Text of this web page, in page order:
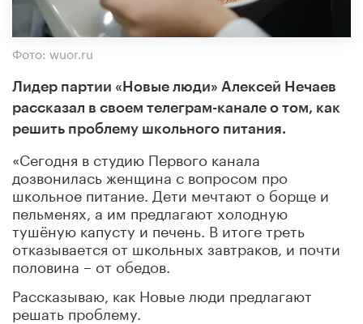
Фото: wuor.ru
Лидер партии «Новые люди» Алексей Нечаев
рассказал в своем телеграм-канале о том, как
решить проблему школьного питания.
«Сегодня в студию Первого канала
дозвонилась женщина с вопросом про
школьное питание. Дети мечтают о борще и
пельменях, а им предлагают холодную
тушёную капусту и печень. В итоге треть
отказывается от школьных завтраков, и почти
половина – от обедов.
Рассказываю, как Новые люди предлагают
решать проблему.